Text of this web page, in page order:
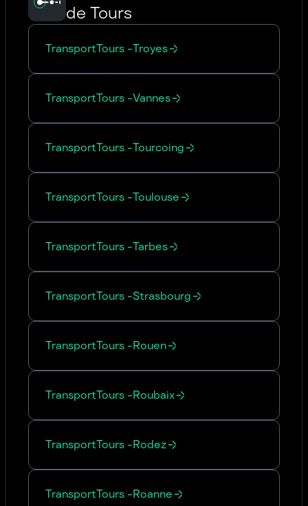
de Tours
TransportTours -Troyes
TransportTours -Vannes
TransportTours -Tourcoing
TransportTours -Toulouse
TransportTours -Tarbes
TransportTours -Strasbourg
TransportTours -Rouen
TransportTours -Roubaix
TransportTours -Rodez
TransportTours -Roanne